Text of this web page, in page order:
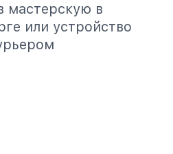
мастерскую в
или устройство